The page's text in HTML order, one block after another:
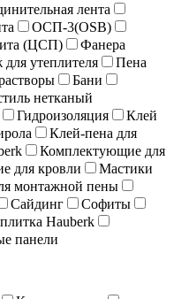
лента
ОСП-3(OSB)
(ЦСП)
Фанера
утеплителя
Пена
Бани
нетканый
Гидроизоляция
Клей
Клей-пена для
Комплектующие для
для кровли
Мастики
монтажной пены
Сайдинг
Софиты
Hauberk
панели